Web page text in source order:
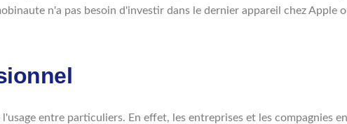
n'a pas besoin d'investir dans le dernier appareil chez Apple
entre particuliers. En effet, les entreprises et les compagnies